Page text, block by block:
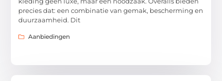
precies dat: een combinatie van gemak, bescherming en
duurzaamheid. Dit
Aanbiedingen